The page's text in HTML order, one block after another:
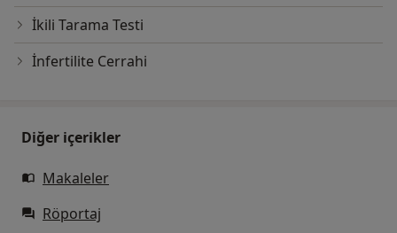
İkili Tarama Testi
İnfertilite Cerrahi
Diğer içerikler
Makaleler
Röportaj